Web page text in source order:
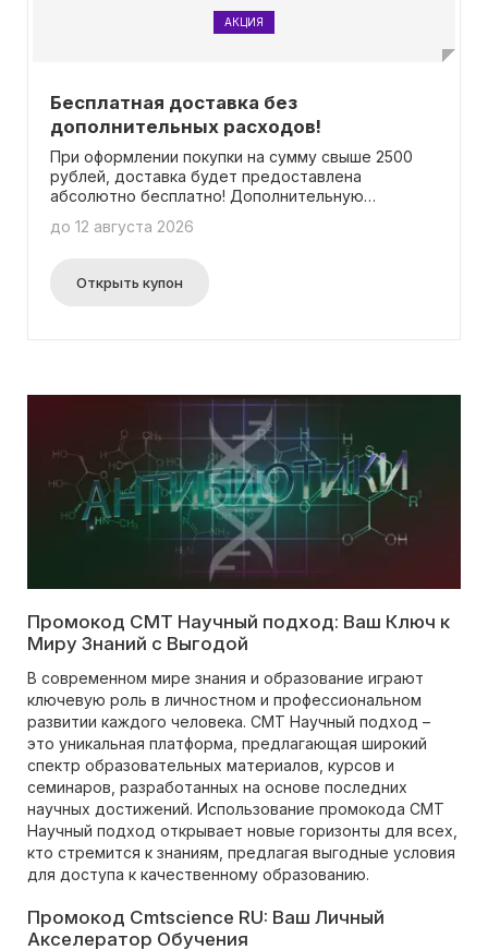
АКЦИЯ
Бесплатная доставка без
дополнительных расходов!
При оформлении покупки на сумму свыше 2500
рублей, доставка будет предоставлена
абсолютно бесплатно! Дополнительную
на нашем сайте. Важно отметить, что
отсутствует.
до 12 августа 2026
Открыть купон
Промокод CMT Научный подход: Ваш Ключ к
Миру Знаний с Выгодой
В современном мире знания и образование играют
ключевую роль в личностном и профессиональном
развитии каждого человека. CMT Научный подход –
это уникальная платформа, предлагающая широкий
спектр образовательных материалов, курсов и
семинаров, разработанных на основе последних
научных достижений. Использование промокода CMT
Научный подход открывает новые горизонты для всех,
кто стремится к знаниям, предлагая выгодные условия
для доступа к качественному образованию.
Промокод Cmtscience RU: Ваш Личный
Акселератор Обучения